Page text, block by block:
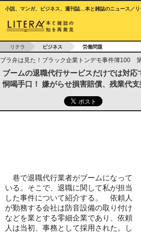
小説、マンガ、ビジネス、週刊誌…本と雑誌のニュース／リ
リテラ ビジネス 労働問題
ブラ弁は見た！ブラック企業トンデモ事件簿100
ブームの退職代行サービスだけでは対応
恫喝手口！ 嫌がらせ損害賠償、残業代
巷で退職代行業者がブームになって
いる。そこで、退職に関して私が担当
した事件について紹介する。 依頼人
が勤務する会社は防音設備の取り付け
などを業とする零細企業であり、依頼
人は当初、事務として採用された。し